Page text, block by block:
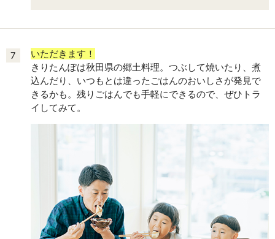
7
いただきます！
きりたんぽは秋田県の郷土料理。つぶして焼いたり、煮
込んだり、いつもとは違ったごはんのおいしさが発見で
きるかも。残りごはんでも手軽にできるので、ぜひトラ
イしてみて。